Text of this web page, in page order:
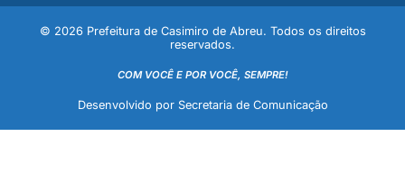
© 2026 Prefeitura de Casimiro de Abreu. Todos os direitos
reservados.
COM VOCÊ E POR VOCÊ, SEMPRE!
Desenvolvido por Secretaria de Comunicação